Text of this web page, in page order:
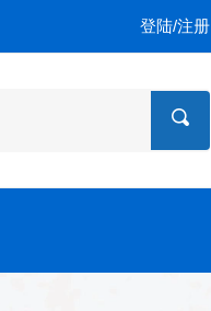
登陆/注册